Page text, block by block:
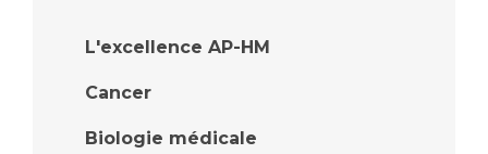
L'excellence AP-HM
Cancer
Biologie médicale